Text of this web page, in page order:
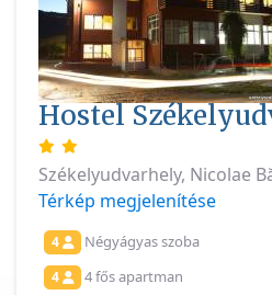
Hostel
Székelyudvarhely, Nicolae
Térkép megjelenítése
4 Négyágyas szoba
4 4 fős apartman